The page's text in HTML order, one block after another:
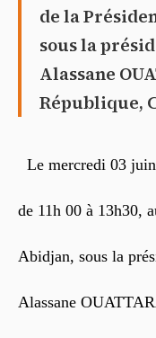
de la
sous la
Alassane
République,
Le mercredi 03
de 11h 00 à 13h30,
Abidjan, sous la
Alassane